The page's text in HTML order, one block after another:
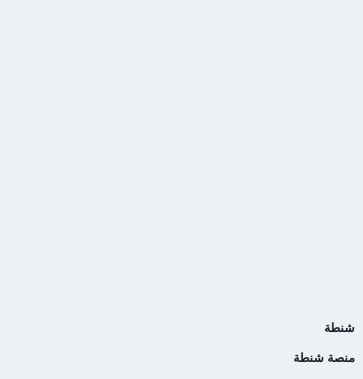
شنطة
منصة شنطة